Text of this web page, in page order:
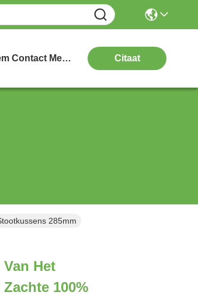
Neem Contact Met Ons Op Citaat
285mm
Het
100%